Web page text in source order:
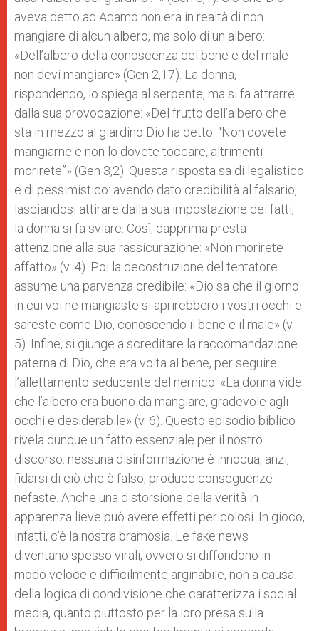
aveva detto ad Adamo non era in realtà di non
mangiare di alcun albero, ma solo di un albero:
«Dell’albero della conoscenza del bene e del male
non devi mangiare» (Gen 2,17). La donna,
rispondendo, lo spiega al serpente, ma si fa attrarre
dalla sua provocazione: «Del frutto dell’albero che
sta in mezzo al giardino Dio ha detto: “Non dovete
mangiarne e non lo dovete toccare, altrimenti
morirete”» (Gen 3,2). Questa risposta sa di legalistico
e di pessimistico: avendo dato credibilità al falsario,
lasciandosi attirare dalla sua impostazione dei fatti,
la donna si fa sviare. Così, dapprima presta
attenzione alla sua rassicurazione: «Non morirete
affatto» (v. 4). Poi la decostruzione del tentatore
assume una parvenza credibile: «Dio sa che il giorno
in cui voi ne mangiaste si aprirebbero i vostri occhi e
sareste come Dio, conoscendo il bene e il male» (v.
5). Infine, si giunge a screditare la raccomandazione
paterna di Dio, che era volta al bene, per seguire
l’allettamento seducente del nemico: «La donna vide
che l’albero era buono da mangiare, gradevole agli
occhi e desiderabile» (v. 6). Questo episodio biblico
rivela dunque un fatto essenziale per il nostro
discorso: nessuna disinformazione è innocua; anzi,
fidarsi di ciò che è falso, produce conseguenze
nefaste. Anche una distorsione della verità in
apparenza lieve può avere effetti pericolosi. In gioco,
infatti, c’è la nostra bramosia. Le fake news
diventano spesso virali, ovvero si diffondono in
modo veloce e difficilmente arginabile, non a causa
della logica di condivisione che caratterizza i social
media, quanto piuttosto per la loro presa sulla